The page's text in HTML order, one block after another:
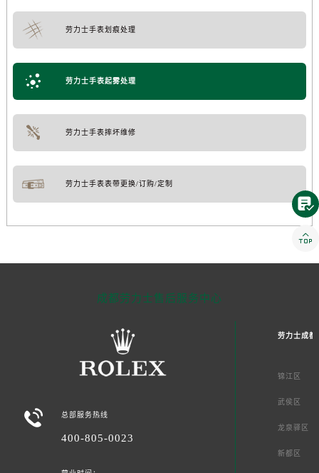
劳力士手表划痕处理
劳力士手表起雾处理
劳力士手表摔坏维修
劳力士手表表带更换/订购/定制
成都劳力士售后服务中心
 总部服务热线
400-805-0023
劳力士成都
锦江区
武侯区
龙泉驿区
新都区

